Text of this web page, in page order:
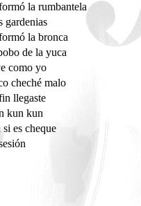
la rumbantela
gardenias
la bronca
de la yuca
como yo
cheché malo
llegaste
kun kun
si es cheque